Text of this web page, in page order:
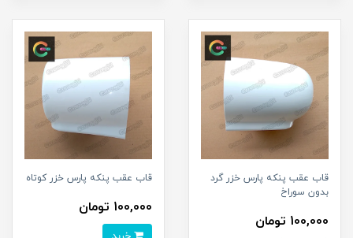
قاب عقب پنکه پارس خزر گرد
بدون سوراخ
100,000 تومان
قاب عقب پنکه پارس خزر کوتاه
100,000 تومان